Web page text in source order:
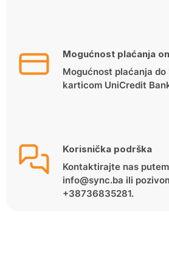
Mogućnost plaćanja
Mogućnost plaćanja do
karticom UniCredit
Korisnička podrška
Kontaktirajte nas
info@sync.ba ili
+38736835281.